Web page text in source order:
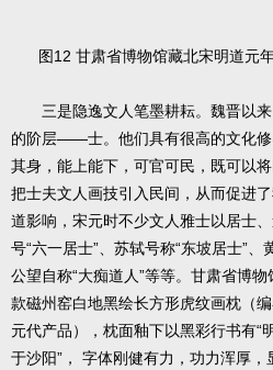
图12 甘肃省博物馆藏北宋明道元
三是隐逸文人笔墨耕耘。魏晋以来
的阶层——士。他们具有很高的文化
其身，能上能下，可官可民，既可以
把士夫文人画技引入民间，从而促进
道影响，宋元时不少文人雅士以居士
号“六一居士”、苏轼号称“东坡居士”、
公望自称“大痴道人”等等。甘肃省博
款磁州窑白地黑绘长方形虎纹画枕（
元代产品），枕面釉下以黑彩行书有“
于沙阳”， 字体刚健有力，功力浑厚，